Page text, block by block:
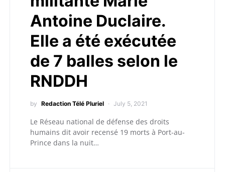
Antoine Duclaire.
Elle a été exécutée
de 7 balles selon le
RNDDH
by Redaction Télé Pluriel July 5, 2021
Le Réseau national de défense des droits
humains dit avoir recensé 19 morts à Port-au-
Prince dans la nuit…